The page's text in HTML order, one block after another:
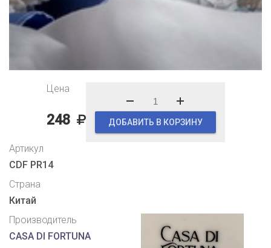
Цена
248 ДОБАВИТЬ В КОРЗИНУ
Артикул
CDF PR14
Страна
Китай
Производитель
CASA DI FORTUNA